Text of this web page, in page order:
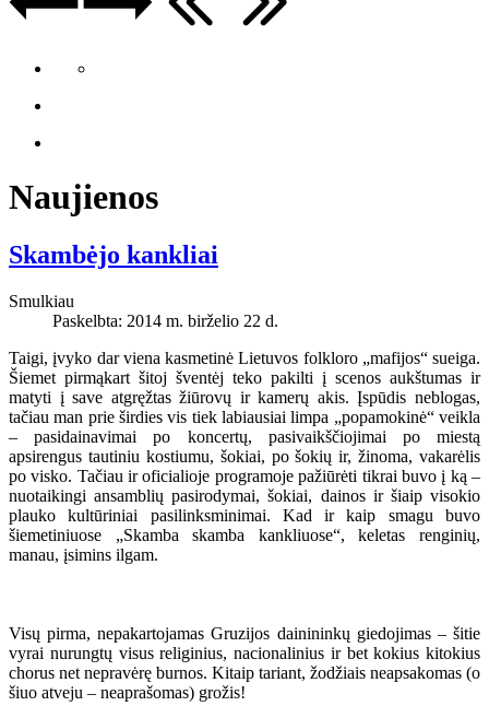
Naujienos
Skambėjo kankliai
Smulkiau
Paskelbta: 2014 m. birželio 22 d.
Taigi, įvyko dar viena kasmetinė Lietuvos folkloro „mafijos“ sueiga.
Šiemet pirmąkart šitoj šventėj teko pakilti į scenos aukštumas ir
matyti į save atgręžtas žiūrovų ir kamerų akis. Įspūdis neblogas,
tačiau man prie širdies vis tiek labiausiai limpa „popamokinė“ veikla
– pasidainavimai po koncertų, pasivaikščiojimai po miestą
apsirengus tautiniu kostiumu, šokiai, po šokių ir, žinoma, vakarėlis
po visko. Tačiau ir oficialioje programoje pažiūrėti tikrai buvo į ką –
nuotaikingi ansamblių pasirodymai, šokiai, dainos ir šiaip visokio
plauko kultūriniai pasilinksminimai. Kad ir kaip smagu buvo
šiemetiniuose „Skamba skamba kankliuose“, keletas renginių,
manau, įsimins ilgam.
Visų pirma, nepakartojamas Gruzijos dainininkų giedojimas – šitie
vyrai nurungtų visus religinius, nacionalinius ir bet kokius kitokius
chorus net nepravėrę burnos. Kitaip tariant, žodžiais neapsakomas (o
šiuo atveju – neaprašomas) grožis!